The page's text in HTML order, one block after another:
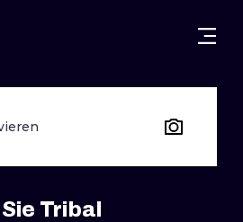
WARSCHAU
LONDON
EDINBURGH
STYLES
UNTERTITEL
NEW
Tribal